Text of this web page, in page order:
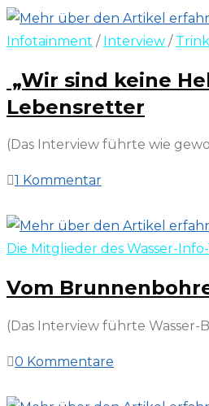
Infotainment / Interview /
„Wir sind keine
Lebensretter
(Das Interview führte wie
1 Kommentar
Die Mitglieder des Wasser-
Vom
(Das Interview führte Wasser-
0 Kommentare